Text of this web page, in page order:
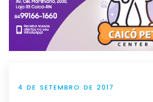
4 DE SETEMBRO DE 2017